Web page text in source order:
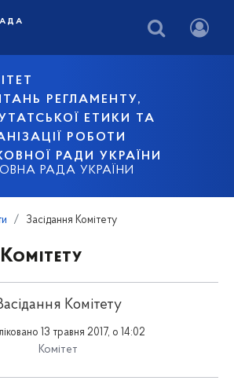
РЕГЛАМЕНТУ,
ЕТИКИ ТА
РОБОТИ
РАДИ УКРАЇНИ
РАДА УКРАЇНИ
Засідання Комітету
Комітету
13 травня 2017, о 14:02
Комітет